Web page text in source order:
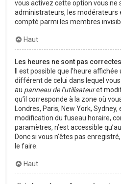
vous activez cette option vous ne
administrateurs, les modérateurs
compté parmi les membres
Haut
Les heures ne sont pas
Il est possible que l’heure
différent de celui dans lequel
au panneau de l’utilisateuret
qu’il corresponde à la zone où
Londres, Paris, New York,
modification du fuseau horaire,
paramètres, n’est accessible
Donc si vous n’êtes pas
le faire.
Haut